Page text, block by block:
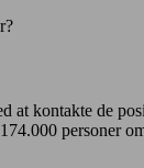
at kontakte de
personer